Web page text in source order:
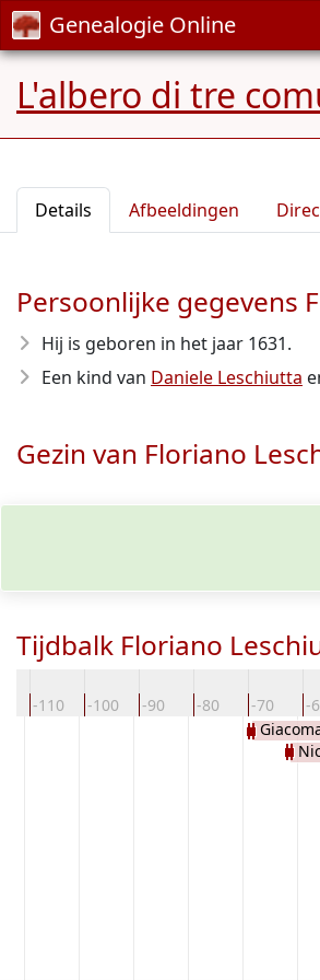
Genealogie Online
L'albero di tre
Details Afbeeldingen
Persoonlijke gegevens
Hij is geboren in het jaar 1631.
Een kind van Daniele Leschiutta
Gezin van Floriano
Tijdbalk Floriano
-110 -100 -90 -80 -70 -